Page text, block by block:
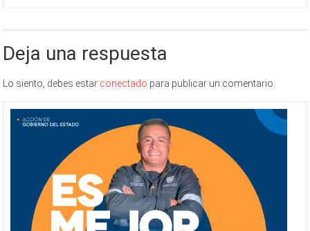
Deja una respuesta
Lo siento, debes estar conectado para publicar un comentario.